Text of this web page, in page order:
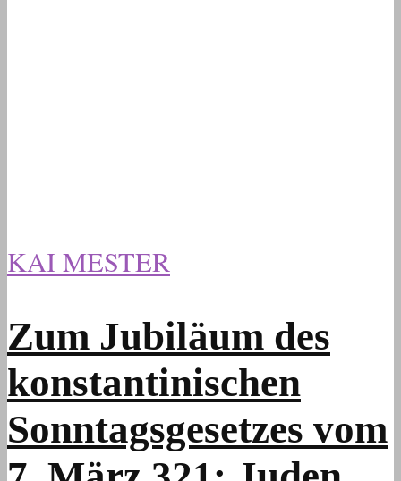
KAI MESTER
Zum Jubiläum des
konstantinischen
Sonntagsgesetzes vom